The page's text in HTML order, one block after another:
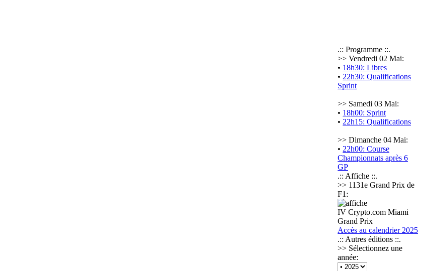
.:: Programme ::.
>> Vendredi 02 Mai:
• 18h30: Libres
• 22h30: Qualifications
Sprint
>> Samedi 03 Mai:
• 18h00: Sprint
• 22h15: Qualifications
>> Dimanche 04 Mai:
• 22h00: Course
Championnats après 6
GP
.:: Affiche ::.
>> 1131e Grand Prix de
F1:
IV Crypto.com Miami
Grand Prix
Accès au calendrier 2025
.:: Autres éditions ::.
>> Sélectionnez une
année: